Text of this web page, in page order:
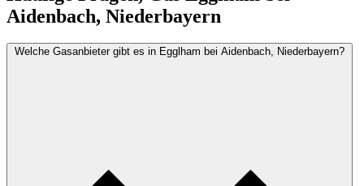
Aidenbach, Niederbayern
Welche Gasanbieter gibt es in Egglham bei Aidenbach, Niederbayern?